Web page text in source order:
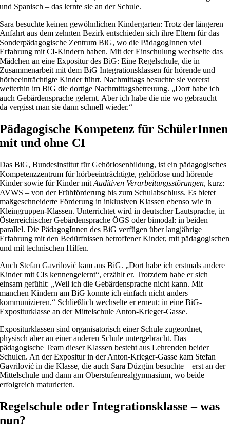
und Spanisch – das lernte sie an der Schule.
Sara besuchte keinen gewöhnlichen Kindergarten: Trotz der längeren
Anfahrt aus dem zehnten Bezirk entschieden sich ihre Eltern für das
Sonderpädagogische Zentrum BiG, wo die PädagogInnen viel
Erfahrung mit CI-Kindern haben. Mit der Einschulung wechselte das
Mädchen an eine Expositur des BiG: Eine Regelschule, die in
Zusammenarbeit mit dem BiG Integrationsklassen für hörende und
hörbeeinträchtigte Kinder führt. Nachmittags besuchte sie vorerst
weiterhin im BiG die dortige Nachmittagsbetreuung. „Dort habe ich
auch Gebärdensprache gelernt. Aber ich habe die nie wo gebraucht –
da vergisst man sie dann schnell wieder.“
Pädagogische Kompetenz für SchülerInnen
mit und ohne CI
Das BiG, Bundesinstitut für Gehörlosenbildung, ist ein pädagogisches
Kompetenzzentrum für hörbeeinträchtigte, gehörlose und hörende
Kinder sowie für Kinder mitAuditiven Verarbeitungsstörungen, kurz:
AVWS – von der Frühförderung bis zum Schulabschluss. Es bietet
maßgeschneiderte Förderung in inklusiven Klassen ebenso wie in
Kleingruppen-Klassen. Unterrichtet wird in deutscher Lautsprache, in
Österreichischer Gebärdensprache ÖGS oder bimodal: in beiden
parallel. Die PädagogInnen des BiG verfügen über langjährige
Erfahrung mit den Bedürfnissen betroffener Kinder, mit pädagogischen
und mit technischen Hilfen.
Auch Stefan Gavrilović kam ans BiG. „Dort habe ich erstmals andere
Kinder mit CIs kennengelernt“, erzählt er. Trotzdem habe er sich
einsam gefühlt: „Weil ich die Gebärdensprache nicht kann. Mit
manchen Kindern am BiG konnte ich einfach nicht anders
kommunizieren.“ Schließlich wechselte er erneut: in eine BiG-
Expositurklasse an der Mittelschule Anton-Krieger-Gasse.
Expositurklassen sind organisatorisch einer Schule zugeordnet,
physisch aber an einer anderen Schule untergebracht. Das
pädagogische Team dieser Klassen besteht aus Lehrenden beider
Schulen. An der Expositur in der Anton-Krieger-Gasse kam Stefan
Gavrilović in die Klasse, die auch Sara Düzgün besuchte – erst an der
Mittelschule und dann am Oberstufenrealgymnasium, wo beide
erfolgreich maturierten.
Regelschule oder Integrationsklasse – was
nun?